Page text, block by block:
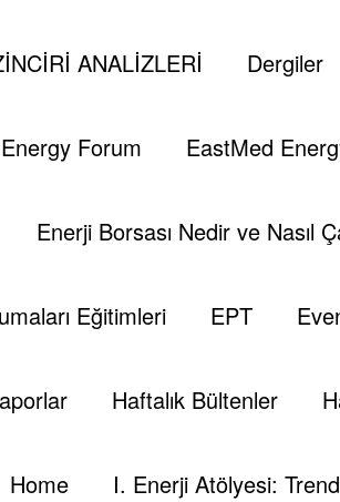
ANALİZLERİ Dergiler
Forum EastMed
Enerji Borsası Nedir ve Nasıl
Eğitimleri EPT
Haftalık Bültenler
Home I. Enerji Atölyesi:
Hazirlayan-Rauf-Nasuhoglu-Vd